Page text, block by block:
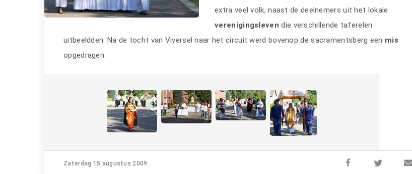
extra veel volk, naast de deelnemers uit het lokale
verenigingsleven die verschillende taferelen
uitbeeldden. Na de tocht van Viversel naar het circuit werd bovenop de sacramentsberg een mis
opgedragen.
Zaterdag 15 augustus 2009